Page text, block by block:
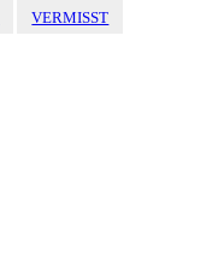
VERMISST